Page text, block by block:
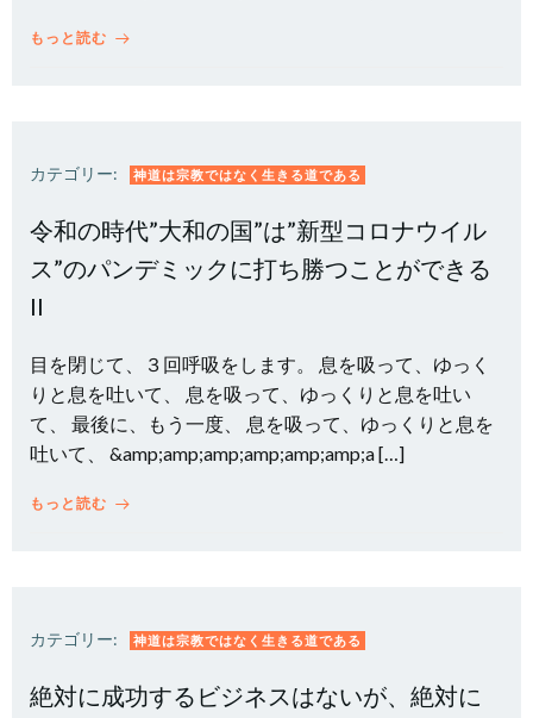
もっと読む
カテゴリー: 神道は宗教ではなく生きる道である
令和の時代”大和の国”は”新型コロナウイル
ス”のパンデミックに打ち勝つことができる
II
目を閉じて、３回呼吸をします。 息を吸って、ゆっく
りと息を吐いて、 息を吸って、ゆっくりと息を吐い
て、 最後に、もう一度、 息を吸って、ゆっくりと息を
吐いて、 &amp;amp;amp;amp;amp;amp;a […]
もっと読む
カテゴリー: 神道は宗教ではなく生きる道である
絶対に成功するビジネスはないが、絶対に